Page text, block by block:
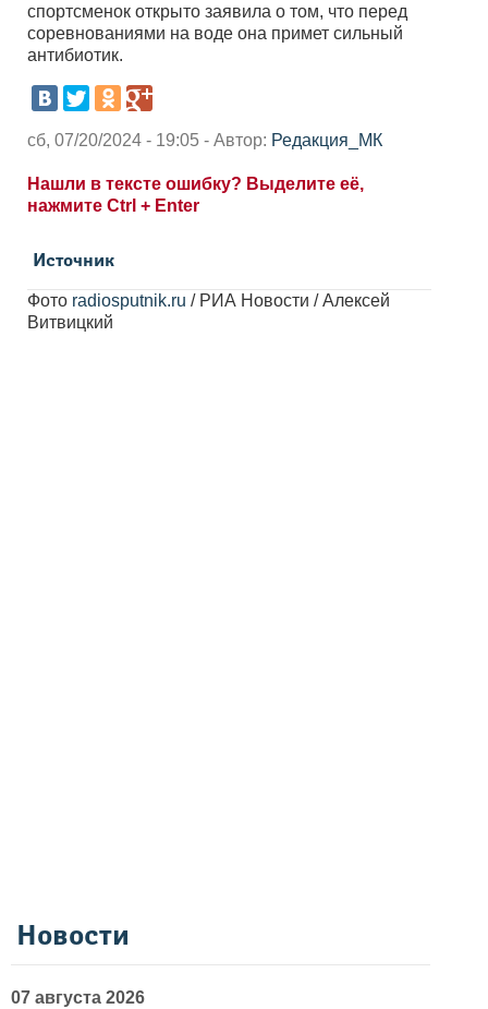
спортсменок открыто заявила о том, что перед
соревнованиями на воде она примет сильный
антибиотик.
сб, 07/20/2024 - 19:05 - Автор: Редакция_МК
Нашли в тексте ошибку? Выделите её,
нажмите Ctrl + Enter
Источник
Фото radiosputnik.ru / РИА Новости / Алексей
Витвицкий
Новости
07 августа 2026